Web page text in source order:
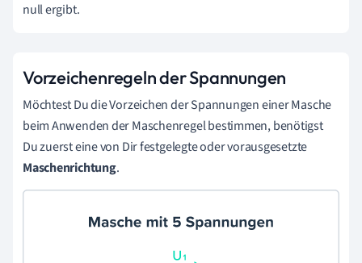
null ergibt.
Vorzeichenregeln der Spannungen
Möchtest Du die Vorzeichen der Spannungen einer Masche
beim Anwenden der Maschenregel bestimmen, benötigst
Du zuerst eine von Dir festgelegte oder vorausgesetzte
Maschenrichtung.